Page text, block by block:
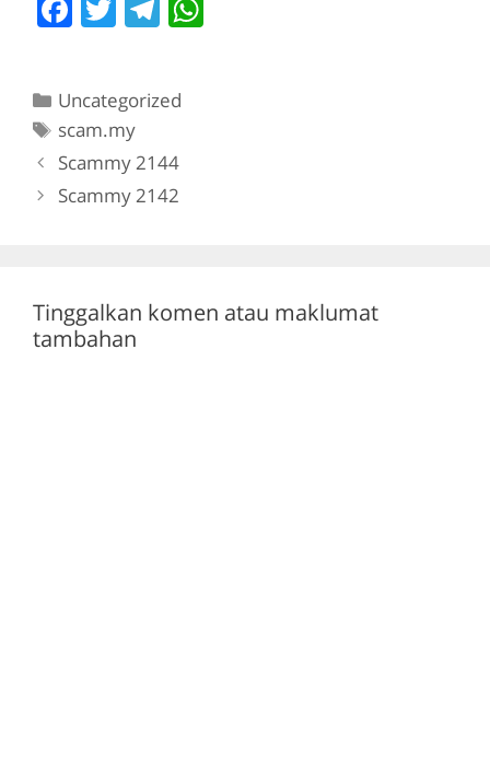
a
e
b
o
o
w
er
el
gr
a
m
Categories
Uncategorized
Tags
scam.my
Scammy 2144
Scammy 2142
Tinggalkan komen atau maklumat
tambahan